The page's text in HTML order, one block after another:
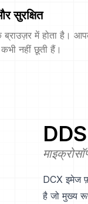
सुरक्षित
में होता है।
कभी नहीं छूती हैं।
DDS
DCX इमेज
है जो मुख्य